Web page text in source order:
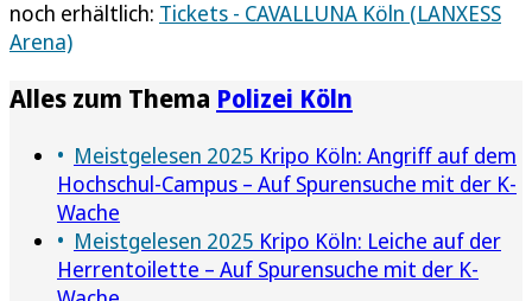
noch erhältlich: Tickets - CAVALLUNA Köln (LANXESS
Arena)
Alles zum Thema Polizei Köln
Meistgelesen 2025 Kripo Köln: Angriff auf dem
Hochschul-Campus – Auf Spurensuche mit der K-
Wache
Meistgelesen 2025 Kripo Köln: Leiche auf der
Herrentoilette – Auf Spurensuche mit der K-